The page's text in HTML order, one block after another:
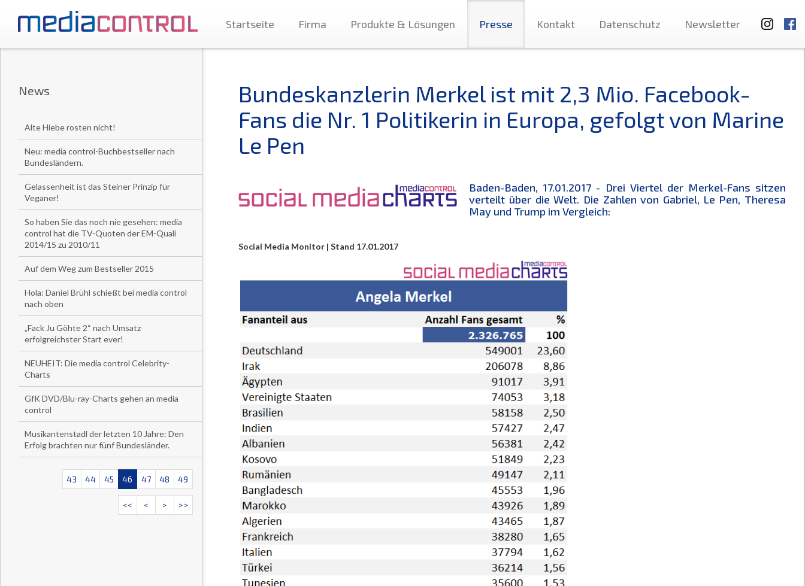
Startseite Firma Produkte & Lösungen Presse Kontakt Datenschutz Newsletter
News
Alte Hiebe rosten nicht!
Neu: media control-Buchbestseller nach
Bundesländern.
Gelassenheit ist das Steiner Prinzip für
Veganer!
So haben Sie das noch nie gesehen: media
control hat die TV-Quoten der EM-Quali
2014/15 zu 2010/11
Auf dem Weg zum Bestseller 2015
Hola: Daniel Brühl schießt bei media control
nach oben
„Fack Ju Göhte 2“ nach Umsatz
erfolgreichster Start ever!
NEUHEIT: Die media control Celebrity-
Charts
GfK DVD/Blu-ray-Charts gehen an media
control
Musikantenstadl der letzten 10 Jahre: Den
Erfolg brachten nur fünf Bundesländer.
43 44 45 46 47 48 49
<< < > >>
Bundeskanzlerin Merkel ist mit 2,3 Mio. Facebook-
Fans die Nr. 1 Politikerin in Europa, gefolgt von Marine
Le Pen
Baden-Baden, 17.01.2017 - Drei Viertel der Merkel-Fans sitzen
verteilt über die Welt. Die Zahlen von Gabriel, Le Pen, Theresa
May und Trump im Vergleich:
Social Media Monitor | Stand 17.01.2017